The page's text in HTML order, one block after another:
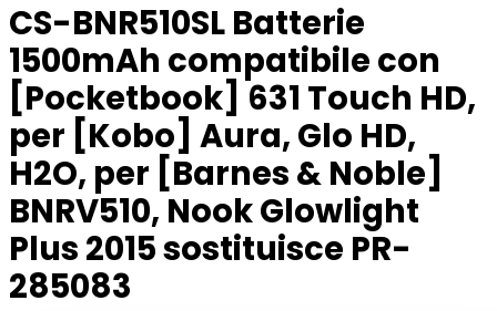
CS-BNR510SL Batterie
1500mAh compatibile con
[Pocketbook] 631 Touch HD,
per [Kobo] Aura, Glo HD,
H2O, per [Barnes & Noble]
BNRV510, Nook Glowlight
Plus 2015 sostituisce PR-
285083